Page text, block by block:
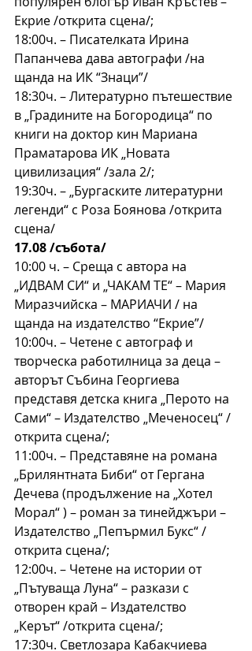
Екрие /открита сцена/;
18:00ч. – Писателката Ирина
Папанчева дава автографи /на
щанда на ИК “Знаци”/
18:30ч. – Литературно пътешествие
в „Градините на Богородица“ по
книги на доктор кин Мариана
Праматарова ИК „Новата
цивилизация“ /зала 2/;
19:30ч. – „Бургаските литературни
легенди“ с Роза Боянова /открита
сцена/
17.08 /събота/
10:00 ч. – Среща с автора на
„ИДВАМ СИ“ и „ЧАКАМ ТЕ“ – Мария
Миразчийска – МАРИАЧИ / на
щанда на издателство “Екрие”/
10:00ч. – Четене с автограф и
творческа работилница за деца –
авторът Събина Георгиева
представя детска книга „Перото на
Сами“ – Издателство „Меченосец“ /
открита сцена/;
11:00ч. – Представяне на романа
„Брилянтната Биби“ от Гергана
Дечева (продължение на „Хотел
Морал“ ) – роман за тинейджъри –
Издателство „Пепърмил Букс“ /
открита сцена/;
12:00ч. – Четене на истории от
„Пътуваща Луна“ – разкази с
отворен край – Издателство
„Керът“ /открита сцена/;
17:30ч. Светлозара Кабакчиева